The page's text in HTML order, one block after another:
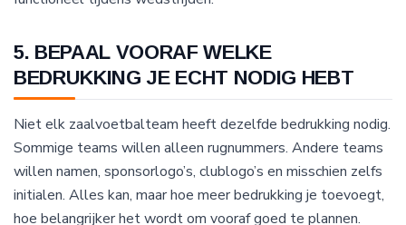
5. BEPAAL VOORAF WELKE
BEDRUKKING JE ECHT NODIG HEBT
Niet elk zaalvoetbalteam heeft dezelfde bedrukking nodig.
Sommige teams willen alleen rugnummers. Andere teams
willen namen, sponsorlogo’s, clublogo’s en misschien zelfs
initialen. Alles kan, maar hoe meer bedrukking je toevoegt,
hoe belangrijker het wordt om vooraf goed te plannen.